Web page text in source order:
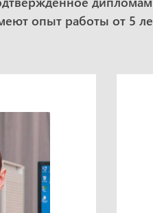
опыт работы от 5